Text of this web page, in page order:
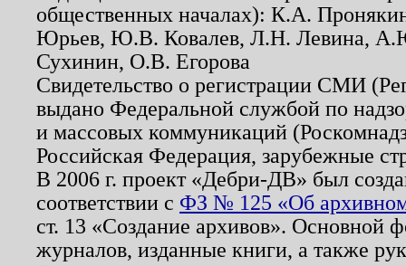
общественных началах): К.А.
Юрьев, Ю.В. Ковалев, Л.Н. Левина,
Сухинин, О.В. Егорова
Свидетельство о регистрации СМИ
выдано Федеральной службой по
и массовых коммуникаций
Российская Федерация, зарубежные
В 2006 г. проект «Дебри-ДВ» был
соответствии с ФЗ № 125 «Об
ст. 13 «Создание архивов». Основной
журналов, изданные книги, а также